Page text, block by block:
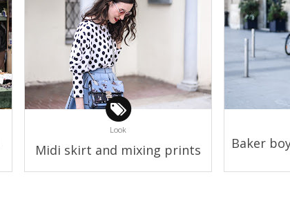
Look
Midi skirt and mixing prints Baker